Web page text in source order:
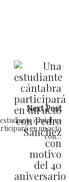
Next Post
cántabra
en un acto
con…